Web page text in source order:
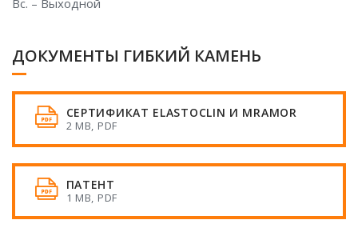
ДОКУМЕНТЫ ГИБКИЙ КАМЕНЬ
СЕРТИФИКАТ ELASTOCLIN И MRAMOR
2 MB, PDF
ПАТЕНТ
1 MB, PDF